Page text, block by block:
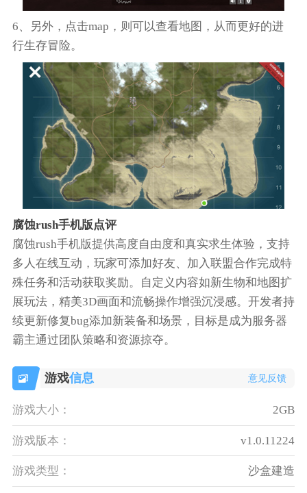
6、另外，点击map，则可以查看地图，从而更好的进
行生存冒险。
腐蚀rush手机版点评
腐蚀rush手机版提供高度自由度和真实求生体验，支持
多人在线互动，玩家可添加好友、加入联盟合作完成特
殊任务和活动获取奖励。自定义内容如新生物和地图扩
展玩法，精美3D画面和流畅操作增强沉浸感。开发者持
续更新修复bug添加新装备和场景，目标是成为服务器
霸主通过团队策略和资源掠夺。
游戏信息 意见反馈
游戏大小： 2GB
游戏版本： v1.0.11224
游戏类型： 沙盒建造